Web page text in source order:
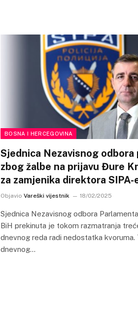
BOSNA I HERCEGOVINA
Sjednica Nezavisnog
zbog žalbe na prijavu Đure
za zamjenika direktora SIPA-
Objavio Vareški vijestnik 18/02/2025
Sjednica Nezavisnog odbora
BiH prekinuta je tokom razmatranja
dnevnog reda radi nedostatka kvoruma.
dnevnog…